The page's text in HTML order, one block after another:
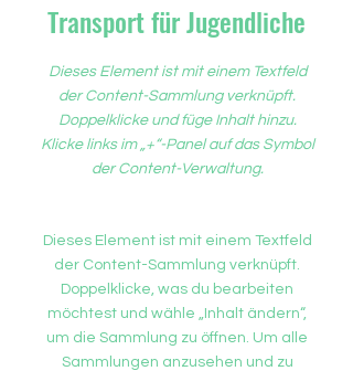
Transport für Jugendliche
Dieses Element ist mit einem Textfeld
der Content-Sammlung verknüpft.
Doppelklicke und füge Inhalt hinzu.
Klicke links im „+“-Panel auf das Symbol
der Content-Verwaltung.
Dieses Element ist mit einem Textfeld
der Content-Sammlung verknüpft.
Doppelklicke, was du bearbeiten
möchtest und wähle „Inhalt ändern“,
um die Sammlung zu öffnen. Um alle
Sammlungen anzusehen und zu